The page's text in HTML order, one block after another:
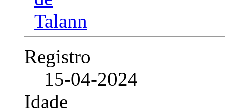
Registro
15-04-2024
Idade